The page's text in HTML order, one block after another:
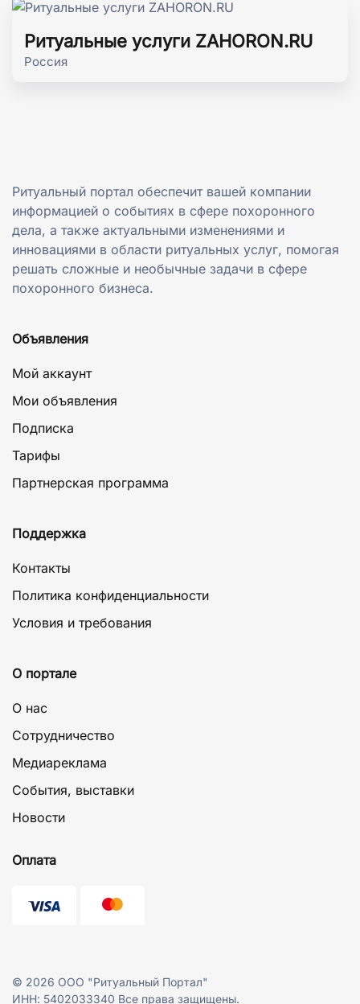
Ритуальные услуги ZAHORON.RU
Россия
Ритуальный портал обеспечит вашей компании
информацией о событиях в сфере похоронного
дела, а также актуальными изменениями и
инновациями в области ритуальных услуг, помогая
решать сложные и необычные задачи в сфере
похоронного бизнеса.
Объявления
Мой аккаунт
Мои объявления
Подписка
Тарифы
Партнерская программа
Поддержка
Контакты
Политика конфиденциальности
Условия и требования
О портале
О нас
Сотрудничество
Медиареклама
События, выставки
Новости
Оплата
© 2026 ООО "Ритуальный Портал"
ИНН: 5402033340 Все права защищены.